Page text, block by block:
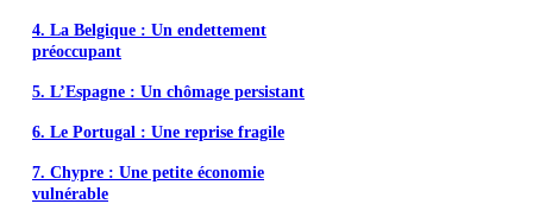
4. La Belgique : Un endettement
préoccupant
5. L’Espagne : Un chômage persistant
6. Le Portugal : Une reprise fragile
7. Chypre : Une petite économie
vulnérable